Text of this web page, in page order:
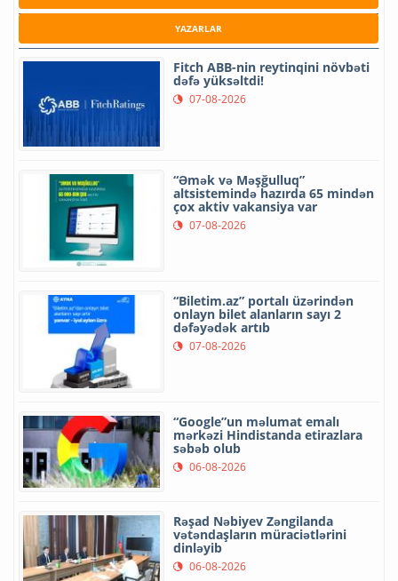
YAZARLAR
Fitch ABB-nin reytinqini növbəti
dəfə yüksəltdi!
07-08-2026
“Əmək və Məşğulluq”
altsistemində hazırda 65 mindən
çox aktiv vakansiya var
07-08-2026
“Biletim.az” portalı üzərindən
onlayn bilet alanların sayı 2
dəfəyədək artıb
07-08-2026
“Google”un məlumat emalı
mərkəzi Hindistanda etirazlara
səbəb olub
06-08-2026
Rəşad Nəbiyev Zəngilanda
vətəndaşların müraciətlərini
dinləyib
06-08-2026